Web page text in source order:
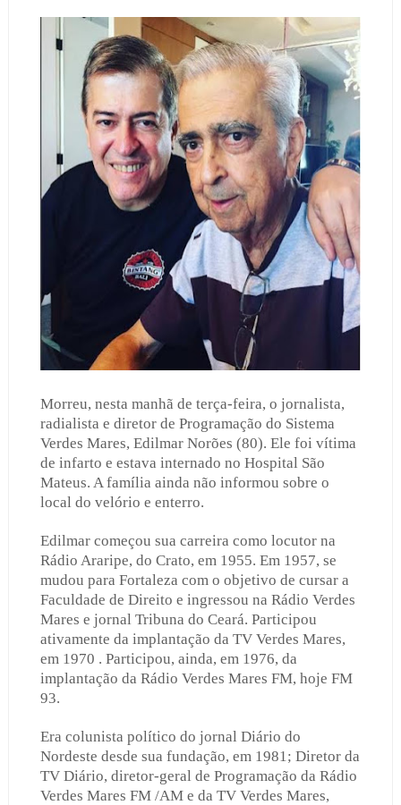
Morreu, nesta manhã de terça-feira, o jornalista,
radialista e diretor de Programação do Sistema
Verdes Mares, Edilmar Norões (80). Ele foi vítima
de infarto e estava internado no Hospital São
Mateus. A família ainda não informou sobre o
local do velório e enterro.
Edilmar começou sua carreira como locutor na
Rádio Araripe, do Crato, em 1955. Em 1957, se
mudou para Fortaleza com o objetivo de cursar a
Faculdade de Direito e ingressou na Rádio Verdes
Mares e jornal Tribuna do Ceará. Participou
ativamente da implantação da TV Verdes Mares,
em 1970 . Participou, ainda, em 1976, da
implantação da Rádio Verdes Mares FM, hoje FM
93.
Era colunista político do jornal Diário do
Nordeste desde sua fundação, em 1981; Diretor da
TV Diário, diretor-geral de Programação da Rádio
Verdes Mares FM /AM e da TV Verdes Mares,